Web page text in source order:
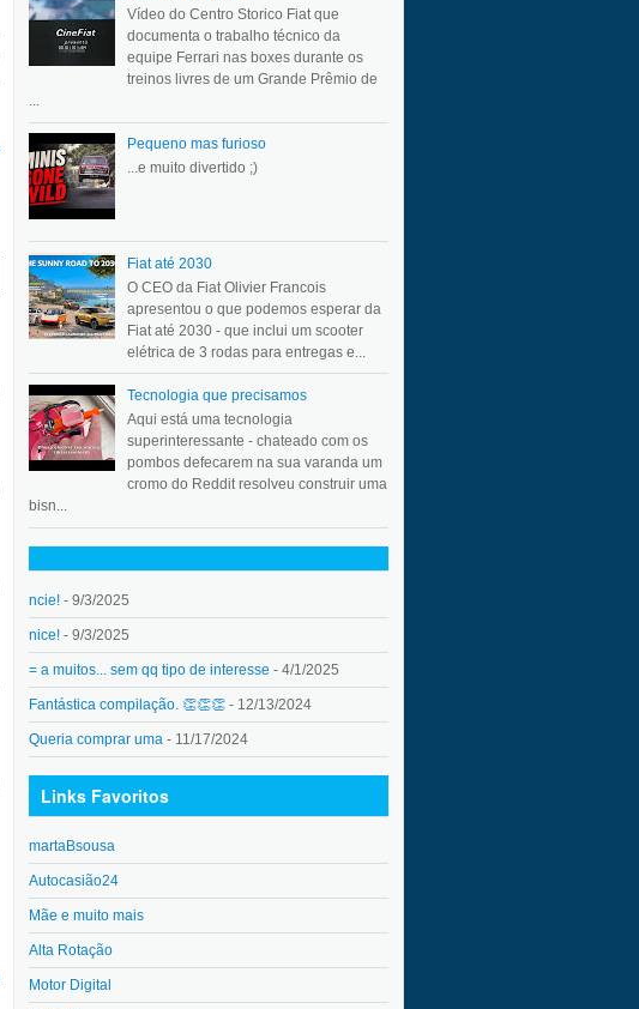
Vídeo do Centro Storico Fiat que
documenta o trabalho técnico da
equipe Ferrari nas boxes durante os
treinos livres de um Grande Prêmio de
...
Pequeno mas furioso
...e muito divertido ;)
Fiat até 2030
O CEO da Fiat Olivier Francois
apresentou o que podemos esperar da
Fiat até 2030 - que inclui um scooter
elétrica de 3 rodas para entregas e...
Tecnologia que precisamos
Aqui está uma tecnologia
superinteressante - chateado com os
pombos defecarem na sua varanda um
cromo do Reddit resolveu construir uma
bisn...
ncie! - 9/3/2025
nice! - 9/3/2025
= a muitos... sem qq tipo de interesse - 4/1/2025
Fantástica compilação. 👏👏👏 - 12/13/2024
Queria comprar uma - 11/17/2024
Links Favoritos
martaBsousa
Autocasião24
Mãe e muito mais
Alta Rotação
Motor Digital